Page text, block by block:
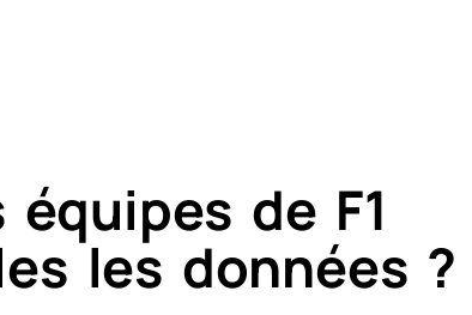
de F1
les données ?